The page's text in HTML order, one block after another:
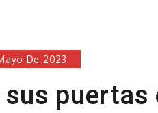
De 2023
sus